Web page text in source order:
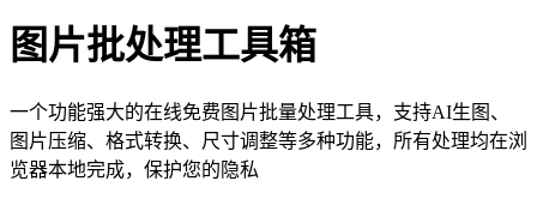
图片批处理工具箱
一个功能强大的在线免费图片批量处理工具，支持AI生图、
图片压缩、格式转换、尺寸调整等多种功能，所有处理均在浏
览器本地完成，保护您的隐私